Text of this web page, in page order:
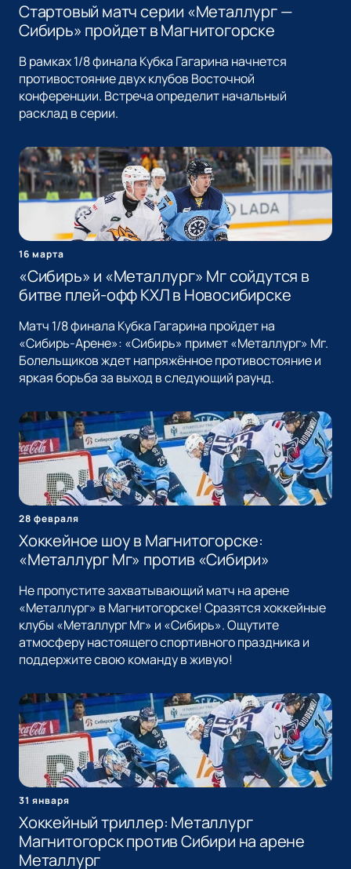
Стартовый матч серии «Металлург —
Сибирь» пройдет в Магнитогорске
В рамках 1/8 финала Кубка Гагарина начнется
противостояние двух клубов Восточной
конференции. Встреча определит начальный
расклад в серии.
16 марта
«Сибирь» и «Металлург» Мг сойдутся в
битве плей-офф КХЛ в Новосибирске
Матч 1/8 финала Кубка Гагарина пройдет на
«Сибирь-Арене»: «Сибирь» примет «Металлург» Мг.
Болельщиков ждет напряжённое противостояние и
яркая борьба за выход в следующий раунд.
28 февраля
Хоккейное шоу в Магнитогорске:
«Металлург Мг» против «Сибири»
Не пропустите захватывающий матч на арене
«Металлург» в Магнитогорске! Сразятся хоккейные
клубы «Металлург Мг» и «Сибирь». Ощутите
атмосферу настоящего спортивного праздника и
поддержите свою команду в живую!
31 января
Хоккейный триллер: Металлург
Магнитогорск против Сибири на арене
Металлург